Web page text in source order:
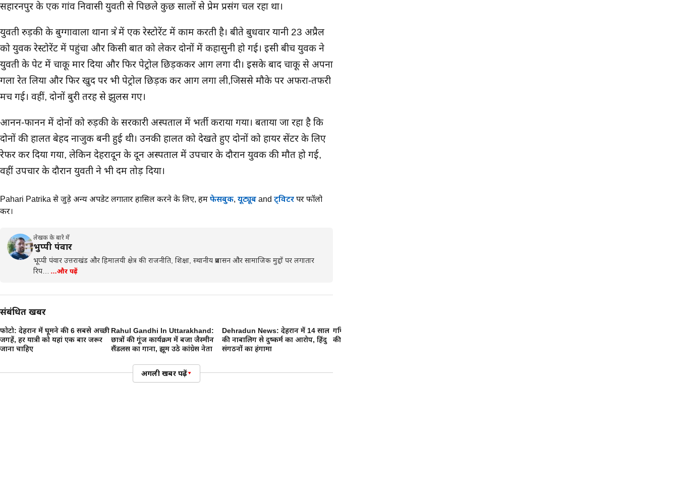
सहारनपुर के एक गांव निवासी युवती से पिछले कुछ सालों से प्रेम प्रसंग चल रहा था।
युवती रुड़की के बुग्गावाला थाना क्षेत्र में एक रेस्टोरेंट में काम करती है। बीते बुधवार यानी 23 अप्रैल
को युवक रेस्टोरेंट में पहुंचा और किसी बात को लेकर दोनों में कहासुनी हो गई। इसी बीच युवक ने
युवती के पेट में चाकू मार दिया और फिर पेट्रोल छिड़ककर आग लगा दी। इसके बाद चाकू से अपना
गला रेत लिया और फिर खुद पर भी पेट्रोल छिड़क कर आग लगा ली,जिससे मौके पर अफरा-तफरी
मच गई। वहीं, दोनों बुरी तरह से झुलस गए।
आनन-फानन में दोनों को रुड़की के सरकारी अस्पताल में भर्ती कराया गया। बताया जा रहा है कि
दोनों की हालत बेहद नाजुक बनी हुई थी। उनकी हालत को देखते हुए दोनों को हायर सेंटर के लिए
रेफर कर दिया गया, लेकिन देहरादून के दून अस्पताल में उपचार के दौरान युवक की मौत हो गई,
वहीं उपचार के दौरान युवती ने भी दम तोड़ दिया।
Pahari Patrika से जुड़े अन्य अपडेट लगातार हासिल करने के लिए, हमें फेसबुक, यूट्यूब and ट्विटर पर फॉलो
करें।
लेखक के बारे में
भुप्पी पंवार
भूप्पी पंवार उत्तराखंड और हिमालयी क्षेत्र की राजनीति, शिक्षा, स्थानीय प्रशासन और सामाजिक मुद्दों पर लगातार
रिप… …और पढ़ें
संबंधित खबरें
6
फोटो: देहरादून में घूमने की 6 सबसे अच्छी
जगहें, हर यात्री को यहां एक बार जरूर
जाना चाहिए
Rahul Gandhi In Uttarakhand:
छात्रों की गूंज कार्यक्रम में बजा जैस्मीन
सैंडलस का गाना, झूम उठे कांग्रेस नेता
Dehradun News: देहरादून में 14 साल
की नाबालिग से दुष्कर्म का आरोप, हिंदु
संगठनों का हंगामा
गर्मियों में उत्तराखंड की शांत जगहें: सुकून
की तलाश है तो इन 5 जगहों का करें रुख
अगली खबर पढ़ें▾